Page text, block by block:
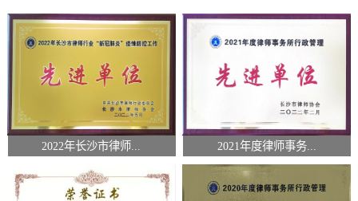
2022年长沙市律师... 2021年度律师事务...